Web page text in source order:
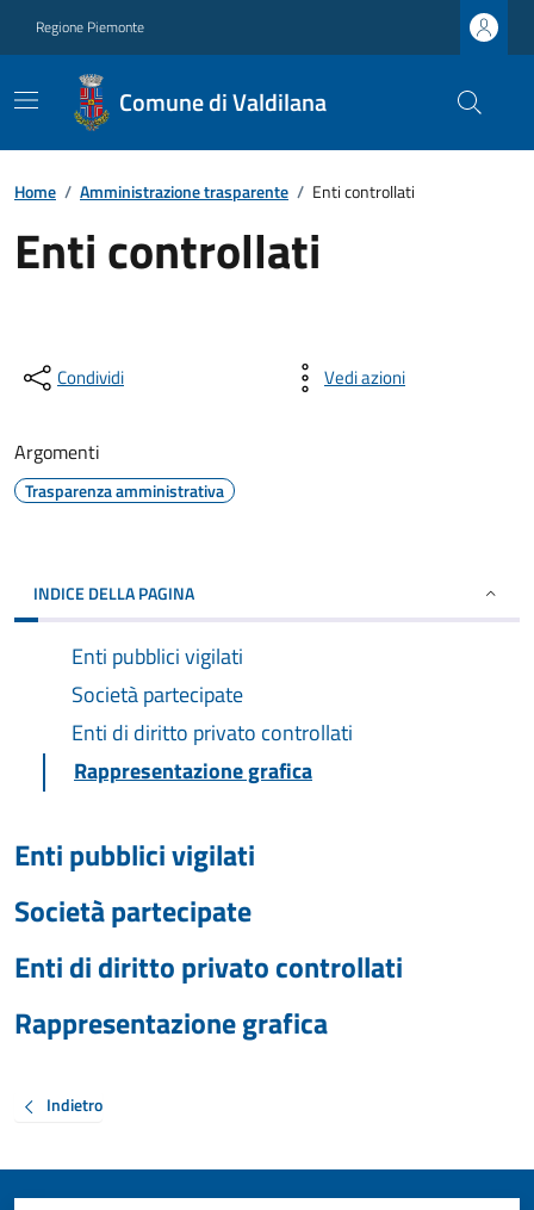
Regione Piemonte
Comune di Valdilana
Home / Amministrazione trasparente / Enti controllati
Enti controllati
Condividi Vedi azioni
Argomenti
Trasparenza amministrativa
INDICE DELLA PAGINA
Enti pubblici vigilati
Società partecipate
Enti di diritto privato controllati
Rappresentazione grafica
Enti pubblici vigilati
Società partecipate
Enti di diritto privato controllati
Rappresentazione grafica
Indietro